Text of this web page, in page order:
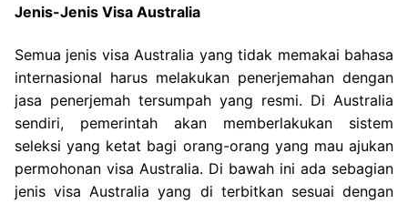
Jenis-Jenis Visa Australia
Semua jenis visa Australia yang tidak memakai bahasa
internasional harus melakukan penerjemahan dengan
jasa penerjemah tersumpah yang resmi. Di Australia
sendiri, pemerintah akan memberlakukan sistem
seleksi yang ketat bagi orang-orang yang mau ajukan
permohonan visa Australia. Di bawah ini ada sebagian
jenis visa Australia yang di terbitkan sesuai dengan